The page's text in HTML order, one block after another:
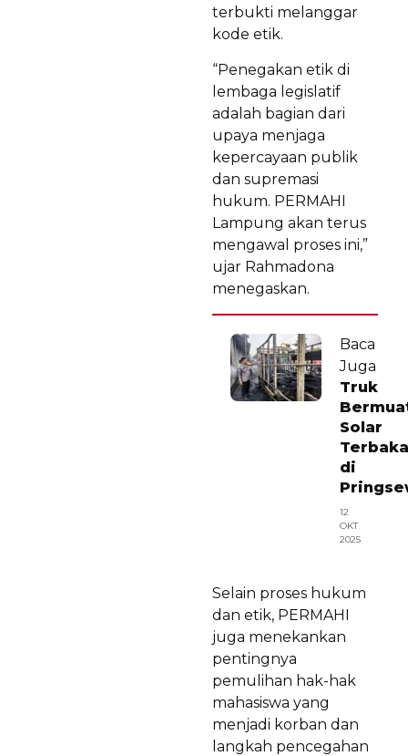
terbukti melanggar
kode etik.
“Penegakan etik di
lembaga legislatif
adalah bagian dari
upaya menjaga
kepercayaan publik
dan supremasi
hukum. PERMAHI
Lampung akan terus
mengawal proses ini,”
ujar Rahmadona
menegaskan.
Baca
Juga
Truk
Solar
di
12
OKT
2025
Selain proses hukum
dan etik, PERMAHI
juga menekankan
pentingnya
pemulihan hak-hak
mahasiswa yang
menjadi korban dan
langkah pencegahan